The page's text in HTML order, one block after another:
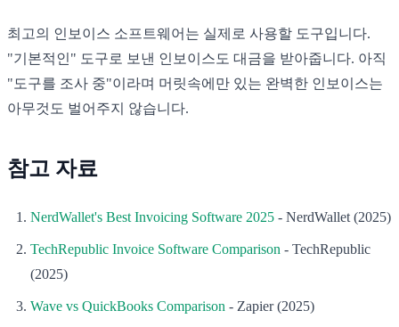
최고의 인보이스 소프트웨어는 실제로 사용할 도구입니다.
"기본적인" 도구로 보낸 인보이스도 대금을 받아줍니다. 아직
"도구를 조사 중"이라며 머릿속에만 있는 완벽한 인보이스는
아무것도 벌어주지 않습니다.
참고 자료
NerdWallet's Best Invoicing Software 2025 - NerdWallet (2025)
TechRepublic Invoice Software Comparison - TechRepublic
(2025)
Wave vs QuickBooks Comparison - Zapier (2025)